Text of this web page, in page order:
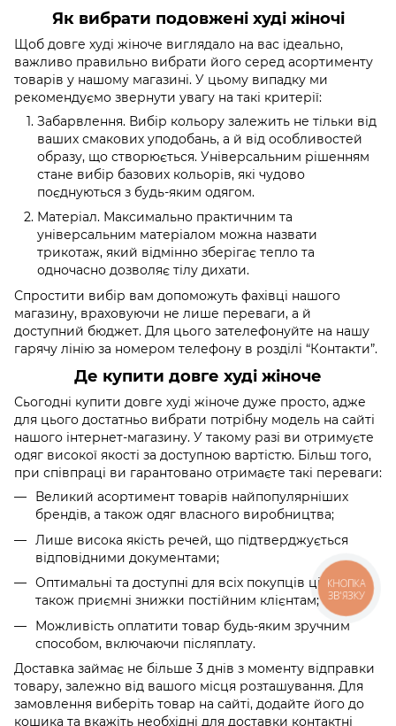
Як вибрати подовжені худі жіночі
Щоб довге худі жіноче виглядало на вас ідеально,
важливо правильно вибрати його серед асортименту
товарів у нашому магазині. У цьому випадку ми
рекомендуємо звернути увагу на такі критерії:
Забарвлення. Вибір кольору залежить не тільки від
ваших смакових уподобань, а й від особливостей
образу, що створюється. Універсальним рішенням
стане вибір базових кольорів, які чудово
поєднуються з будь-яким одягом.
Матеріал. Максимально практичним та
універсальним матеріалом можна назвати
трикотаж, який відмінно зберігає тепло та
одночасно дозволяє тілу дихати.
Спростити вибір вам допоможуть фахівці нашого
магазину, враховуючи не лише переваги, а й
доступний бюджет. Для цього зателефонуйте на нашу
гарячу лінію за номером телефону в розділі “Контакти”.
Де купити довге худі жіноче
Сьогодні купити довге худі жіноче дуже просто, адже
для цього достатньо вибрати потрібну модель на сайті
нашого інтернет-магазину. У такому разі ви отримуєте
одяг високої якості за доступною вартістю. Більш того,
при співпраці ви гарантовано отримаєте такі переваги:
Великий асортимент товарів найпопулярніших
брендів, а також одяг власного виробництва;
Лише висока якість речей, що підтверджується
відповідними документами;
Оптимальні та доступні для всіх покупців ціни, а
також приємні знижки постійним клієнтам;
Можливість оплатити товар будь-яким зручним
способом, включаючи післяплату.
Доставка займає не більше 3 днів з моменту відправки
товару, залежно від вашого місця розташування. Для
замовлення виберіть товар на сайті, додайте його до
кошика та вкажіть необхідні для доставки контактні
КНОПКА
ЗВ'ЯЗКУ